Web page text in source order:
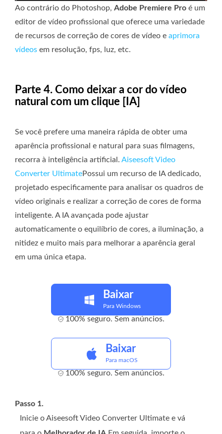
Ao contrário do Photoshop, Adobe Premiere Pro é um
editor de vídeo profissional que oferece uma variedade
de recursos de correção de cores de vídeo e aprimora
vídeos em resolução, fps, luz, etc.
Parte 4. Como deixar a cor do vídeo
natural com um clique [IA]
Se você prefere uma maneira rápida de obter uma
aparência profissional e natural para suas filmagens,
recorra à inteligência artificial. Aiseesoft Video
Converter UltimatePossui um recurso de IA dedicado,
projetado especificamente para analisar os quadros de
vídeo originais e realizar a correção de cores de forma
inteligente. A IA avançada pode ajustar
automaticamente o equilíbrio de cores, a iluminação, a
nitidez e muito mais para melhorar a aparência geral
em uma única etapa.
Baixar
Para Windows
100% seguro. Sem anúncios.
Baixar
Para macOS
100% seguro. Sem anúncios.
Passo 1.
Inicie o Aiseesoft Video Converter Ultimate e vá